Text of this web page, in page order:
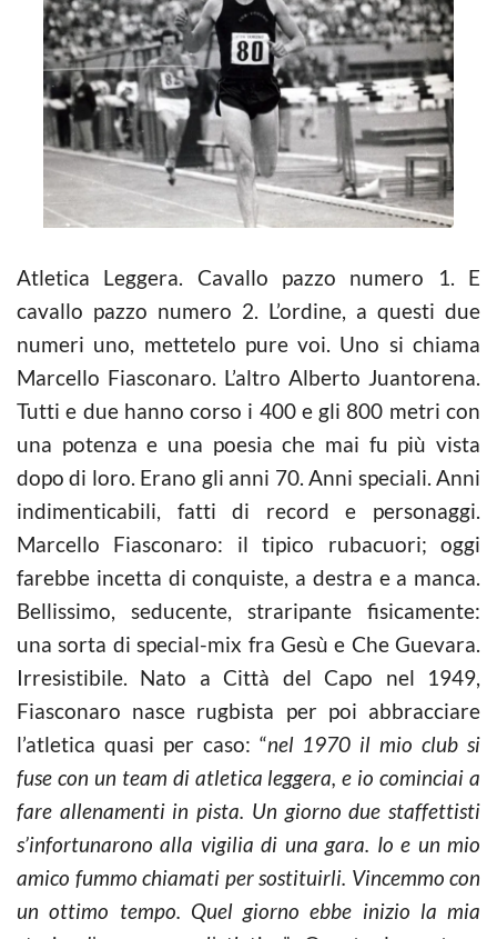
Atletica Leggera. Cavallo pazzo numero 1. E
cavallo pazzo numero 2. L’ordine, a questi due
numeri uno, mettetelo pure voi. Uno si chiama
Marcello Fiasconaro. L’altro Alberto Juantorena.
Tutti e due hanno corso i 400 e gli 800 metri con
una potenza e una poesia che mai fu più vista
dopo di loro. Erano gli anni 70. Anni speciali. Anni
indimenticabili, fatti di record e personaggi.
Marcello Fiasconaro: il tipico rubacuori; oggi
farebbe incetta di conquiste, a destra e a manca.
Bellissimo, seducente, straripante fisicamente:
una sorta di special-mix fra Gesù e Che Guevara.
Irresistibile. Nato a Città del Capo nel 1949,
Fiasconaro nasce rugbista per poi abbracciare
l’atletica quasi per caso: “nel 1970 il mio club si
fuse con un team di atletica leggera, e io cominciai a
fare allenamenti in pista. Un giorno due staffettisti
s’infortunarono alla vigilia di una gara. Io e un mio
amico fummo chiamati per sostituirli. Vincemmo con
un ottimo tempo. Quel giorno ebbe inizio la mia